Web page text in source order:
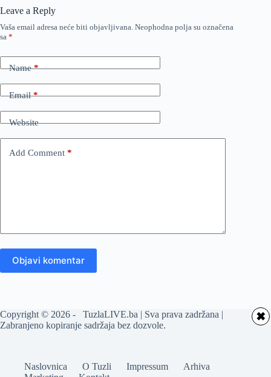
Leave a Reply
Vaša email adresa neće biti objavljivana. Neophodna polja su označena
sa *
Name*
Email*
Website
Add Comment *
Objavi komentar
Copyright © 2026 - TuzlaLIVE.ba | Sva prava zadržana |
Zabranjeno kopiranje sadržaja bez dozvole.
Naslovnica O Tuzli Impressum
Arhiva
✖